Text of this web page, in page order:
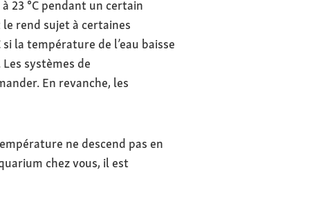
23 °C pendant un certain
rend sujet à certaines
la température de l’eau baisse
systèmes de
En revanche, les
ne descend pas en
chez vous, il est